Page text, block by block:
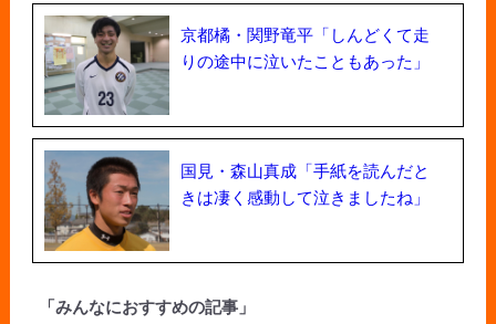
京都橘・関野竜平「しんどくて走
りの途中に泣いたこともあった」
国見・森山真成「手紙を読んだと
きは凄く感動して泣きましたね」
「みんなにおすすめの記事」